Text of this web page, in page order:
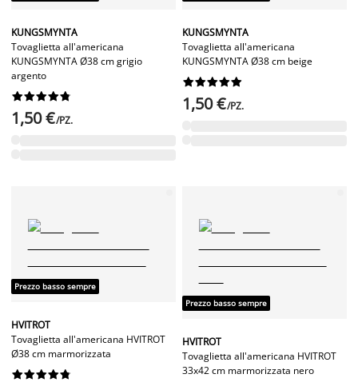
KUNGSMYNTA
Tovaglietta all'americana
KUNGSMYNTA Ø38 cm grigio
argento






1,50 €/PZ.
KUNGSMYNTA
Tovaglietta all'americana
KUNGSMYNTA Ø38 cm beige






1,50 €/PZ.
Prezzo basso sempre
HVITROT
Tovaglietta all'americana HVITROT
Ø38 cm marmorizzata






Prezzo basso sempre
HVITROT
Tovaglietta all'americana HVITROT
33x42 cm marmorizzata nero